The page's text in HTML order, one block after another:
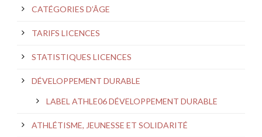
CATÉGORIES D’ÂGE
TARIFS LICENCES
STATISTIQUES LICENCES
DÉVELOPPEMENT DURABLE
LABEL ATHLE06 DÉVELOPPEMENT DURABLE
ATHLÉTISME, JEUNESSE ET SOLIDARITÉ